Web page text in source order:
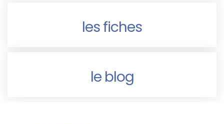
les fiches
le blog